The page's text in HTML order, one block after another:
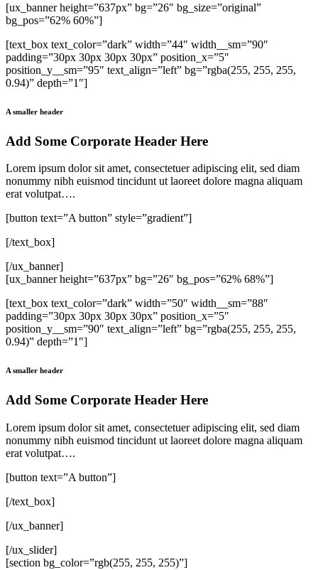
[ux_banner height=”637px” bg=”26″ bg_size=”original”
bg_pos=”62% 60%”]
[text_box text_color=”dark” width=”44″ width__sm=”90″
padding=”30px 30px 30px 30px” position_x=”5″
position_y__sm=”95″ text_align=”left” bg=”rgba(255, 255, 255,
0.94)” depth=”1″]
A smaller header
Add Some Corporate Header Here
Lorem ipsum dolor sit amet, consectetuer adipiscing elit, sed diam
nonummy nibh euismod tincidunt ut laoreet dolore magna aliquam
erat volutpat….
[button text=”A button” style=”gradient”]
[/text_box]
[/ux_banner]
[ux_banner height=”637px” bg=”26″ bg_pos=”62% 68%”]
[text_box text_color=”dark” width=”50″ width__sm=”88″
padding=”30px 30px 30px 30px” position_x=”5″
position_y__sm=”90″ text_align=”left” bg=”rgba(255, 255, 255,
0.94)” depth=”1″]
A smaller header
Add Some Corporate Header Here
Lorem ipsum dolor sit amet, consectetuer adipiscing elit, sed diam
nonummy nibh euismod tincidunt ut laoreet dolore magna aliquam
erat volutpat….
[button text=”A button”]
[/text_box]
[/ux_banner]
[/ux_slider]
[section bg_color=”rgb(255, 255, 255)”]